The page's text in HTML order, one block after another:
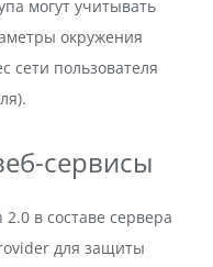
могут учитывать
окружения
сети пользователя
сервисы
в составе сервера
для защиты